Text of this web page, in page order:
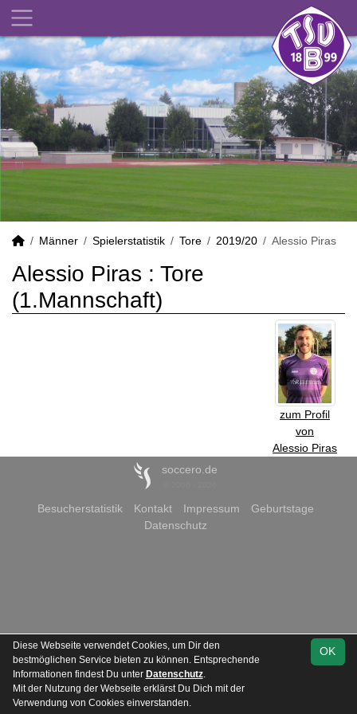
Männer Spielerstatistik Tore 2019/20 Alessio Piras
Alessio Piras : Tore
(1.Mannschaft)
zum Profil
von
Alessio Piras
soccero.de
Besucherstatistik Kontakt Impressum
Geburtstage
Datenschutz
OK
Diese Webseite verwendet Cookies, um Dir den
bestmöglichen Service bieten zu können. Entsprechende
Informationen findest Du unter Datenschutz.
Mit der Nutzung der Webseite erklärst Du Dich mit der
Verwendung von Cookies einverstanden.